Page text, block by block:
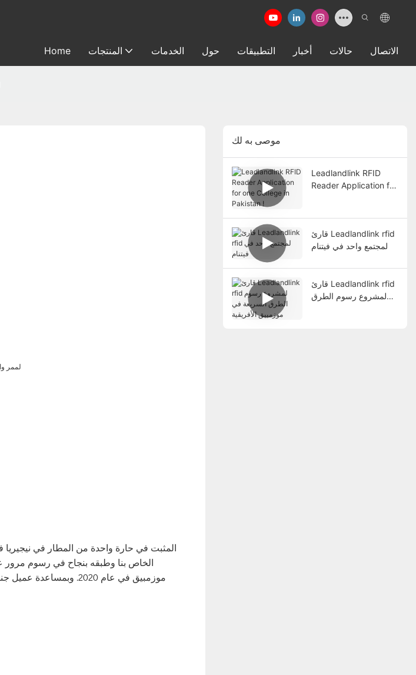
Home المنتجات الخدمات حول التطبيقات أخبار حالات الاتصال
موصى به لك
Leadlandlink RFID
Reader Application for
قارئ Leadlandlink rfid
لمجتمع واحد في فيتنام
قارئ Leadlandlink rfid
لمشروع رسوم الطرق